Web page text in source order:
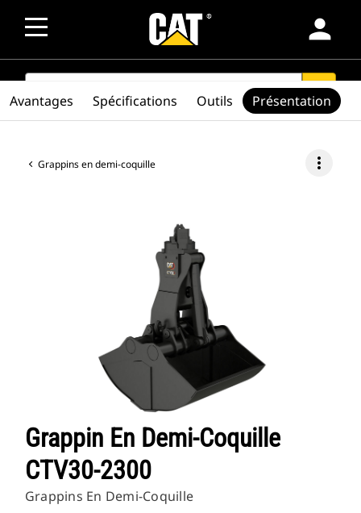
person
SEARCH search
Grappins en demi-coquille more_vert
Grappin En Demi-Coquille
CTV30-2300
Grappins En Demi-Coquille
Avantages Spécifications Outils Présentation